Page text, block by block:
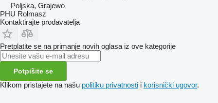
Poljska, Grajewo
PHU Rolmasz
Kontaktirajte prodavatelja
Pretplatite se na primanje novih oglasa iz ove kategorije
Potpišite se
Klikom pristajete na našu politiku privatnosti i korisnički ugovor.